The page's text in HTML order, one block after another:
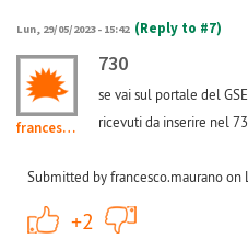
Lun, 29/05/2023 - 15:42 (Reply to #7)
francesco.maurano
730
se vai sul portale del
ricevuti da inserire nel
Submitted by francesco.maurano
+2